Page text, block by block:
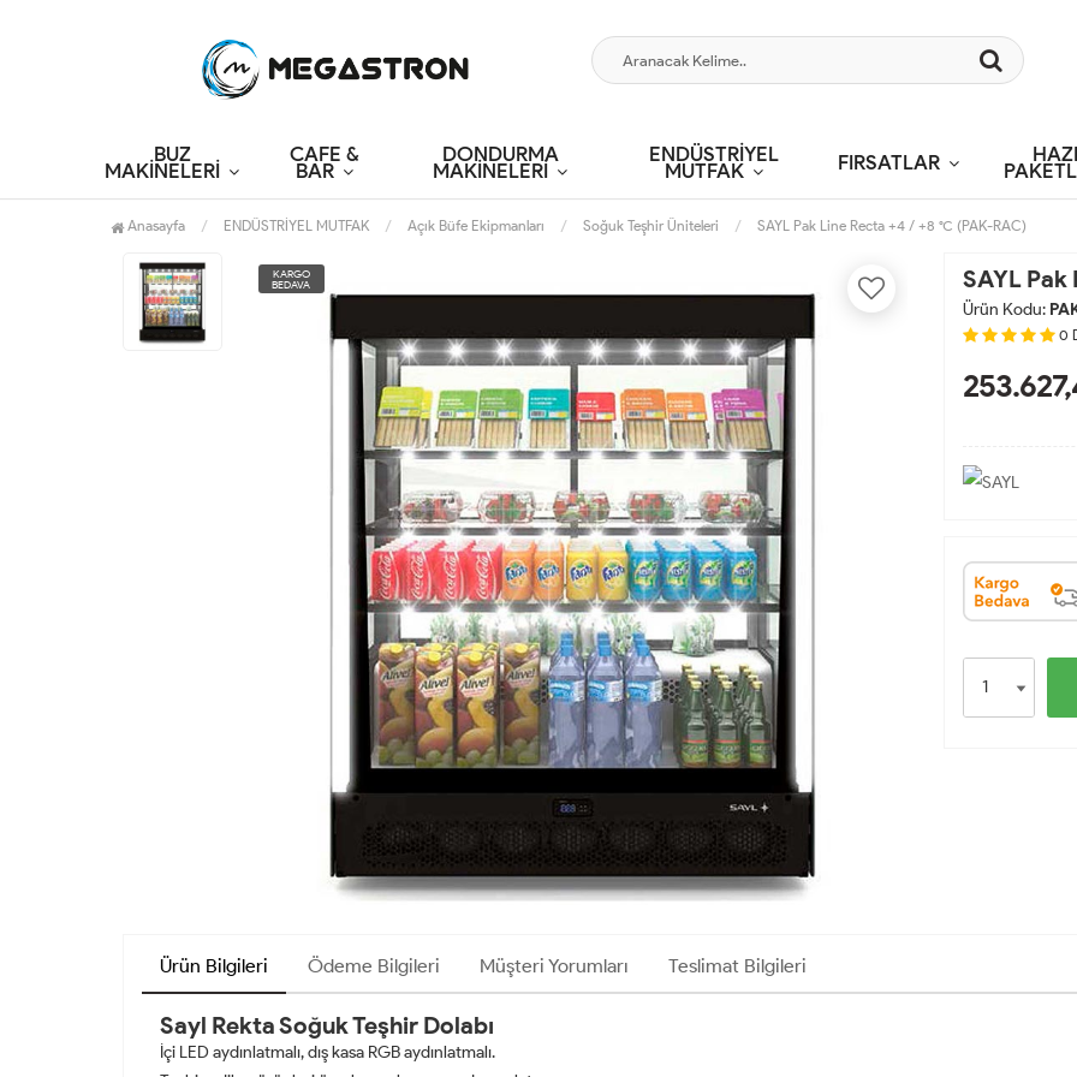
BUZ
MAKİNELERİ
CAFE &
BAR
DONDURMA
MAKİNELERİ
ENDÜSTRİYEL
MUTFAK FIRSATLAR
Anasayfa ENDÜSTRİYEL MUTFAK Açık Büfe Ekipmanları Soğuk Teşhir Üniteleri SAYL Pak Line Recta +4 / +8 °C (PAK-RAC)
KARGO
BEDAVA
SAYL Pak
Ürün Kodu:
0
Ürün Bilgileri Ödeme Bilgileri Müşteri Yorumları Teslimat Bilgileri
Sayl Rekta Soğuk Teşhir Dolabı
İçi LED aydınlatmalı, dış kasa RGB aydınlatmalı.